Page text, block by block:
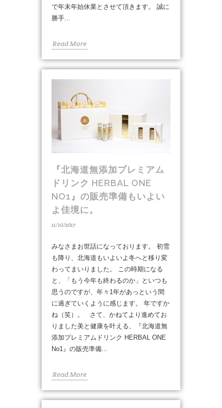
で年末年始休業とさせて頂きます。 誠に
勝手...
Read More
『北海道無添加プレミアム
ドリンク HERBAL ONE
NO1』の販売準備もいよい
よ佳境に。
11/10/2017
みなさまお世話になっております。 初雪
も降り、北海道もいよいよ冬へと移り変
わってまいりました。 この時期になる
と、「もう今年も終わるのか」といつも
思うのですが、年々1年があっという間
に過ぎていくように感じます。 年ですか
ね（笑）。 さて、かねてより進めてお
りました美と健康を叶える、『北海道無
添加プレミアムドリンク HERBAL ONE
No1』の販売準備...
Read More